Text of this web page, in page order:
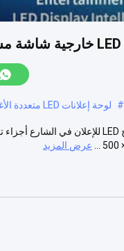
# لوحة إعلانات LED متعددة الأغراض
عرض المزيد